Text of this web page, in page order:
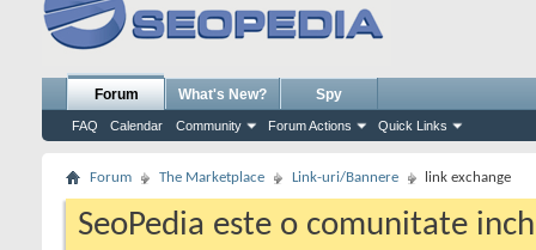
Forum
FAQ Calendar Community Forum Actions Quick Links
What's New? Spy
Forum The Marketplace Link-uri/Bannere link exchange
SeoPedia este o comunitate